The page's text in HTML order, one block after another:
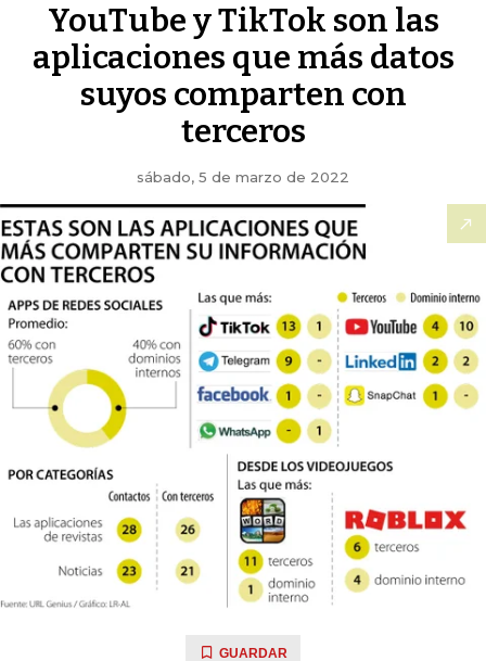
YouTube y TikTok son las
aplicaciones que más datos
suyos comparten con
terceros
sábado, 5 de marzo de 2022
GUARDAR